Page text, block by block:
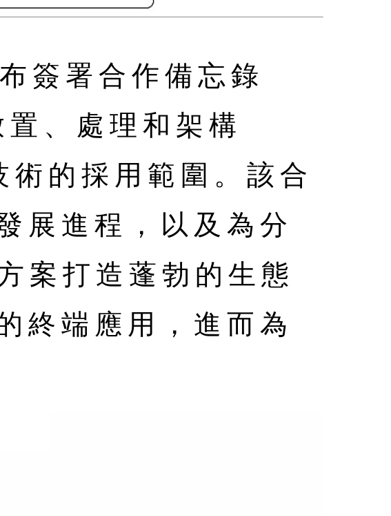
簽署合作備忘錄
、處理和架構
術的採用範圍。該合
展進程，以及為分
案打造蓬勃的生態
終端應用，進而為